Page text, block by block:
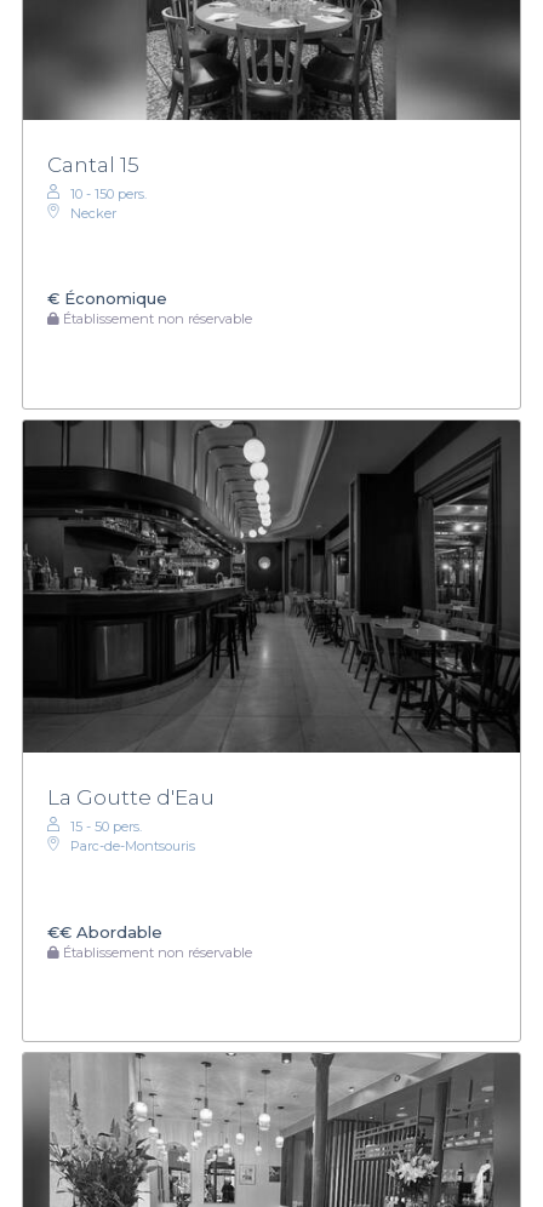
Cantal 15
10 - 150 pers.
Necker
€ Économique
Établissement non réservable
La Goutte d'Eau
15 - 50 pers.
Parc-de-Montsouris
€€ Abordable
Établissement non réservable